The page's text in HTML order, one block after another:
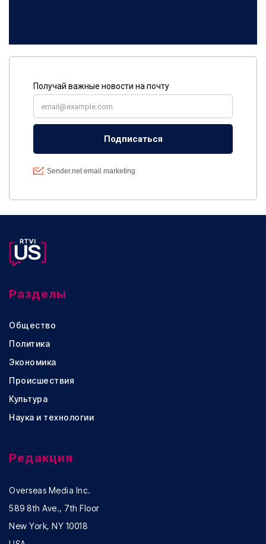
Разделы
Общество
Политика
Экономика
Происшествия
Культура
Наука и технологии
Редакция
Overseas Media Inc.
589 8th Ave., 7th Floor
New York, NY 10018